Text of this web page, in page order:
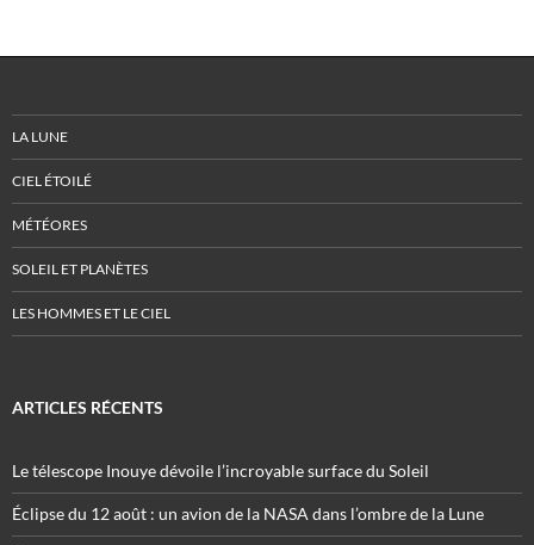
LA LUNE
CIEL ÉTOILÉ
MÉTÉORES
SOLEIL ET PLANÈTES
LES HOMMES ET LE CIEL
ARTICLES RÉCENTS
Le télescope Inouye dévoile l’incroyable surface du Soleil
Éclipse du 12 août : un avion de la NASA dans l’ombre de la Lune